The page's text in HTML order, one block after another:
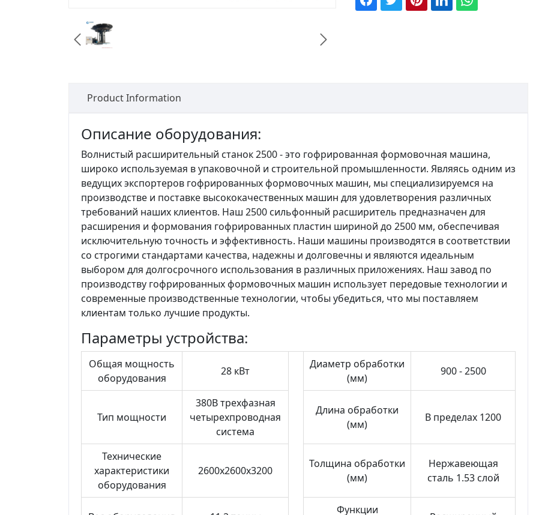
 
Product Information
Описание оборудования:
Волнистый расширительный станок 2500 - это гофрированная формовочная машина,
широко используемая в упаковочной и строительной промышленности. Являясь одним из
ведущих экспортеров гофрированных формовочных машин, мы специализируемся на
производстве и поставке высококачественных машин для удовлетворения различных
требований наших клиентов. Наш 2500 сильфонный расширитель предназначен для
расширения и формования гофрированных пластин шириной до 2500 мм, обеспечивая
исключительную точность и эффективность. Наши машины производятся в соответствии
со строгими стандартами качества, надежны и долговечны и являются идеальным
выбором для долгосрочного использования в различных приложениях. Наш завод по
производству гофрированных формовочных машин использует передовые технологии и
современные производственные технологии, чтобы убедиться, что мы поставляем
клиентам только лучшие продукты.
Параметры устройства:
Общая мощность
оборудования
28 кВт
Диаметр обработки
(мм)
900 - 2500
Тип мощности
380В трехфазная
четырехпроводная
система
Длина обработки
(мм)
В пределах 1200
Технические
характеристики
оборудования
2600x2600x3200
Толщина обработки
(мм)
Нержавеющая
сталь 1.53 слой
Функции